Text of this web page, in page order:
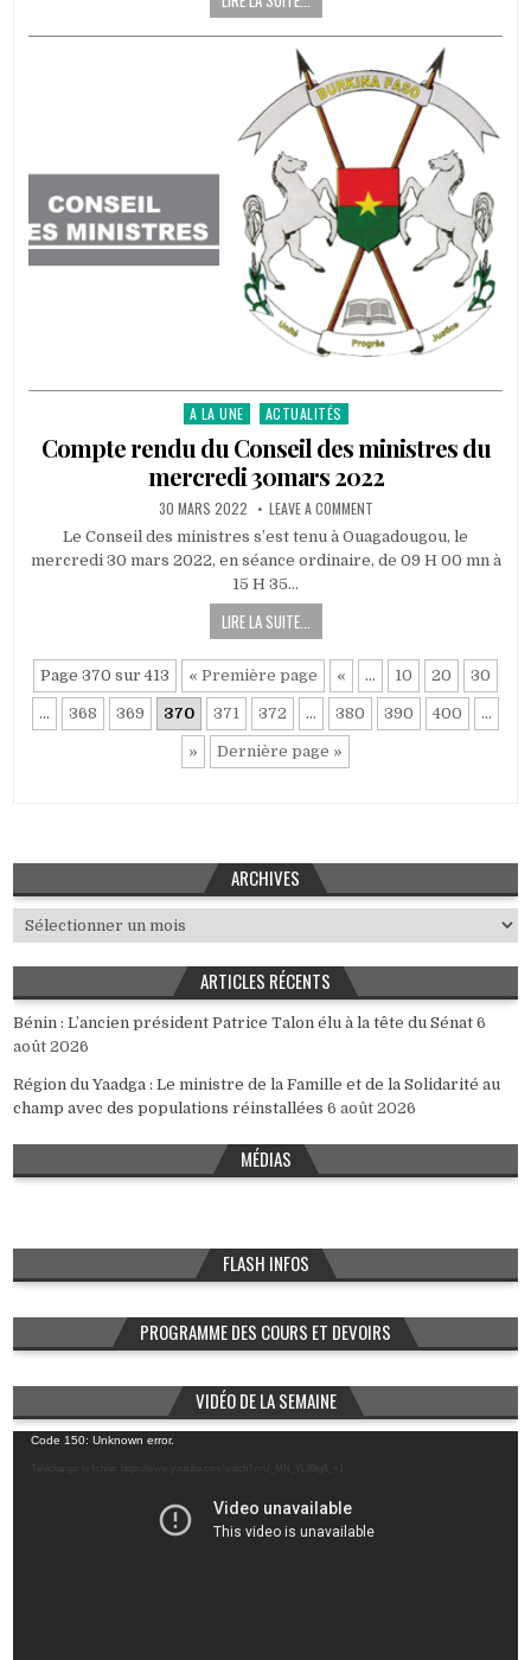
GOUVERNEMENT
ACTE
DE
L’ANALYSE
PARTICIPANTS
Posted
A LA UNE ACTUALITÉS
Compte rendu du Conseil des ministres du
mercredi 30mars 2022
PUBLISHED
DATE:
30 MARS 2022 LEAVE A COMMENTON
RENDU
DU
CONSEIL
Le Conseil des ministres s’est tenu à Ouagadougou, le
mercredi 30 mars 2022, en séance ordinaire, de 09 H 00 mn à
15 H 35…
LIRE LA SUITE...
Page 370 sur 413 « Première page « … 10 20 30
… 368 369 370 371 372 … 380 390 400 …
» Dernière page »
ARCHIVES
Archives
ARTICLES RÉCENTS
Bénin : L’ancien président Patrice Talon élu à la tête du Sénat 6
août 2026
Région du Yaadga : Le ministre de la Famille et de la Solidarité au
champ avec des populations réinstallées 6 août 2026
MÉDIAS
FLASH INFOS
PROGRAMME DES COURS ET DEVOIRS
VIDÉO DE LA SEMAINE
Lecteur
vidéo
Code 150: Unknown error.
Télécharger le fichier: https://www.youtube.com/watch?v=U_MN_YL99Ig&_=1